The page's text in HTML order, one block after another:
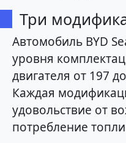
Три
Автомобиль BYD
уровня
двигателя от 197
Каждая
удовольствие от
потребление